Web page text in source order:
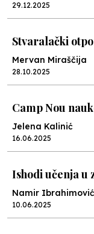
29.12.2025
Stvaralački
Mervan Miraščija
28.10.2025
Camp Nou
Jelena Kalinić
16.06.2025
Ishodi učenja u
Namir Ibrahimović
10.06.2025